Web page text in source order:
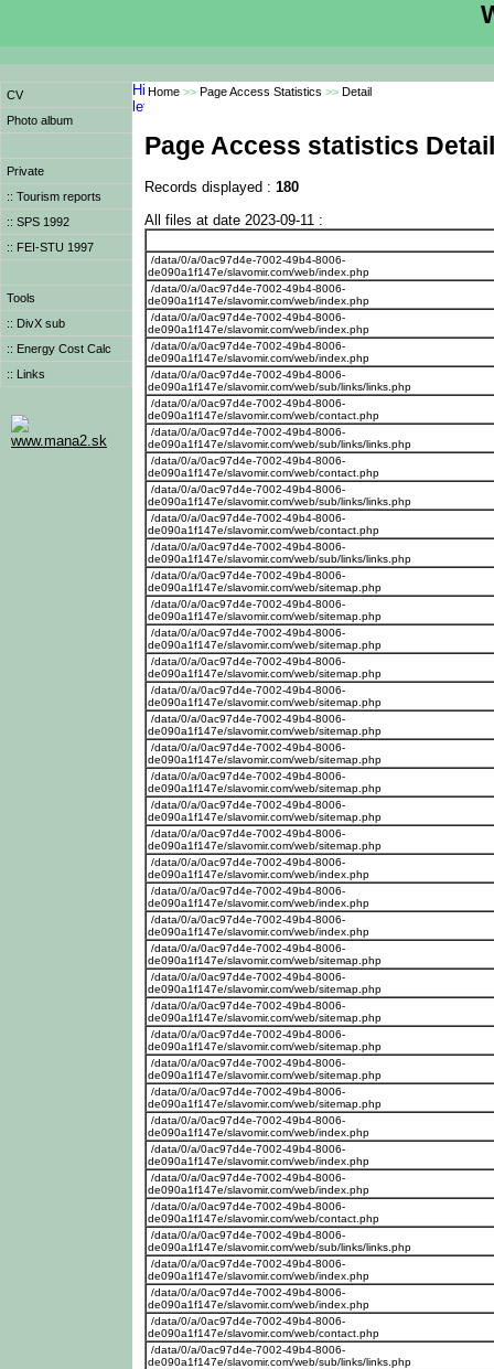
CV
Photo album
Private
:: Tourism reports
:: SPS 1992
:: FEI-STU 1997
Tools
:: DivX sub
:: Energy Cost Calc
:: Links
www.mana2.sk
Home >> Page Access Statistics >> Detail
Page Access statistics Detail
Records displayed : 180
All files at date 2023-09-11 :
/data/0/a/0ac97d4e-7002-49b4-8006-
de090a1f147e/slavomir.com/web/index.php
/data/0/a/0ac97d4e-7002-49b4-8006-
de090a1f147e/slavomir.com/web/index.php
/data/0/a/0ac97d4e-7002-49b4-8006-
de090a1f147e/slavomir.com/web/index.php
/data/0/a/0ac97d4e-7002-49b4-8006-
de090a1f147e/slavomir.com/web/index.php
/data/0/a/0ac97d4e-7002-49b4-8006-
de090a1f147e/slavomir.com/web/sub/links/links.php
/data/0/a/0ac97d4e-7002-49b4-8006-
de090a1f147e/slavomir.com/web/contact.php
/data/0/a/0ac97d4e-7002-49b4-8006-
de090a1f147e/slavomir.com/web/sub/links/links.php
/data/0/a/0ac97d4e-7002-49b4-8006-
de090a1f147e/slavomir.com/web/contact.php
/data/0/a/0ac97d4e-7002-49b4-8006-
de090a1f147e/slavomir.com/web/sub/links/links.php
/data/0/a/0ac97d4e-7002-49b4-8006-
de090a1f147e/slavomir.com/web/contact.php
/data/0/a/0ac97d4e-7002-49b4-8006-
de090a1f147e/slavomir.com/web/sub/links/links.php
/data/0/a/0ac97d4e-7002-49b4-8006-
de090a1f147e/slavomir.com/web/sitemap.php
/data/0/a/0ac97d4e-7002-49b4-8006-
de090a1f147e/slavomir.com/web/sitemap.php
/data/0/a/0ac97d4e-7002-49b4-8006-
de090a1f147e/slavomir.com/web/sitemap.php
/data/0/a/0ac97d4e-7002-49b4-8006-
de090a1f147e/slavomir.com/web/sitemap.php
/data/0/a/0ac97d4e-7002-49b4-8006-
de090a1f147e/slavomir.com/web/sitemap.php
/data/0/a/0ac97d4e-7002-49b4-8006-
de090a1f147e/slavomir.com/web/sitemap.php
/data/0/a/0ac97d4e-7002-49b4-8006-
de090a1f147e/slavomir.com/web/sitemap.php
/data/0/a/0ac97d4e-7002-49b4-8006-
de090a1f147e/slavomir.com/web/sitemap.php
/data/0/a/0ac97d4e-7002-49b4-8006-
de090a1f147e/slavomir.com/web/sitemap.php
/data/0/a/0ac97d4e-7002-49b4-8006-
de090a1f147e/slavomir.com/web/sitemap.php
/data/0/a/0ac97d4e-7002-49b4-8006-
de090a1f147e/slavomir.com/web/index.php
/data/0/a/0ac97d4e-7002-49b4-8006-
de090a1f147e/slavomir.com/web/index.php
/data/0/a/0ac97d4e-7002-49b4-8006-
de090a1f147e/slavomir.com/web/index.php
/data/0/a/0ac97d4e-7002-49b4-8006-
de090a1f147e/slavomir.com/web/sitemap.php
/data/0/a/0ac97d4e-7002-49b4-8006-
de090a1f147e/slavomir.com/web/sitemap.php
/data/0/a/0ac97d4e-7002-49b4-8006-
de090a1f147e/slavomir.com/web/sitemap.php
/data/0/a/0ac97d4e-7002-49b4-8006-
de090a1f147e/slavomir.com/web/sitemap.php
/data/0/a/0ac97d4e-7002-49b4-8006-
de090a1f147e/slavomir.com/web/sitemap.php
/data/0/a/0ac97d4e-7002-49b4-8006-
de090a1f147e/slavomir.com/web/sitemap.php
/data/0/a/0ac97d4e-7002-49b4-8006-
de090a1f147e/slavomir.com/web/index.php
/data/0/a/0ac97d4e-7002-49b4-8006-
de090a1f147e/slavomir.com/web/index.php
/data/0/a/0ac97d4e-7002-49b4-8006-
de090a1f147e/slavomir.com/web/index.php
/data/0/a/0ac97d4e-7002-49b4-8006-
de090a1f147e/slavomir.com/web/contact.php
/data/0/a/0ac97d4e-7002-49b4-8006-
de090a1f147e/slavomir.com/web/sub/links/links.php
/data/0/a/0ac97d4e-7002-49b4-8006-
de090a1f147e/slavomir.com/web/index.php
/data/0/a/0ac97d4e-7002-49b4-8006-
de090a1f147e/slavomir.com/web/index.php
/data/0/a/0ac97d4e-7002-49b4-8006-
de090a1f147e/slavomir.com/web/contact.php
/data/0/a/0ac97d4e-7002-49b4-8006-
de090a1f147e/slavomir.com/web/sub/links/links.php